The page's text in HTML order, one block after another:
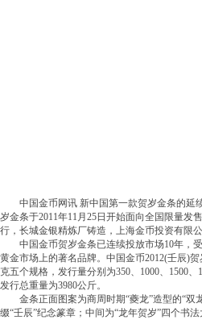
中国金币网讯 新中国第一款贺岁金条的延
岁金条于2011年11月25日开始面向全国限量发
行，长城金银精炼厂铸造，上海金币投资有限公
中国金币贺岁金条已连续投放市场10年，
黄金市场上的著名品牌。中国金币2012(壬辰)贺
克五个规格，发行量分别为350、1000、1500、
发行总重量为3980公斤。
金条正面图案为商周时期“夔龙”造型的“双
缀“壬辰”纪念篆章；中间为“龙年贺岁”四个书